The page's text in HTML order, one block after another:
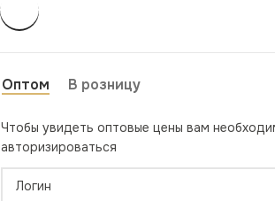
Оптом В розницу
Чтобы увидеть оптовые цены вам
авторизироваться